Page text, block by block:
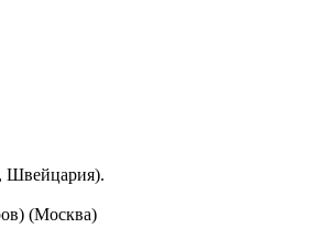
Швейцария).
(Москва)